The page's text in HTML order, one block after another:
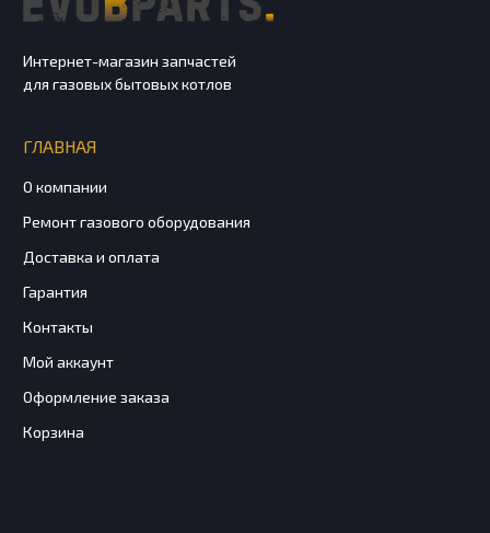
Интернет-магазин запчастей
для газовых бытовых котлов
ГЛАВНАЯ
О компании
Ремонт газового оборудования
Доставка и оплата
Гарантия
Контакты
Мой аккаунт
Оформление заказа
Корзина